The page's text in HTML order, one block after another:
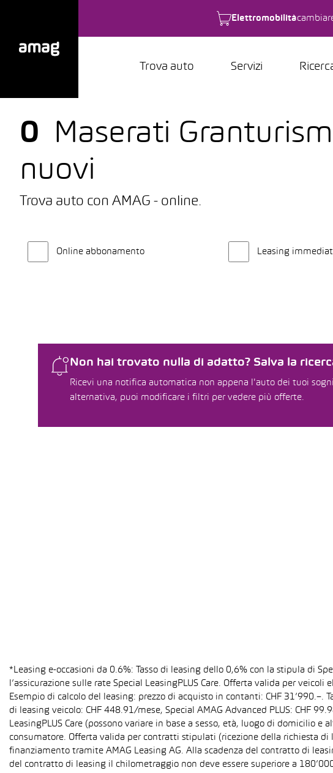
Elettromobilità
Trova auto Servizi
0
Maserati
nuovi
Trova auto con AMAG - online.
Online abbonamento Leasing
Non hai trovato nulla di adatto? Salva la
Ricevi una notifica automatica non appena l'auto dei tuoi
alternativa, puoi modificare i filtri per vedere più offerte.
*Leasing e-occasioni da 0.6%: Tasso di leasing dello 0,6% con la stipula di
l’assicurazione sulle rate Special LeasingPLUS Care. Offerta valida per
Esempio di calcolo del leasing: prezzo di acquisto in contanti: CHF
di leasing veicolo: CHF 448.91/mese, Special AMAG Advanced PLUS: CHF
LeasingPLUS Care (possono variare in base a sesso, età, luogo di domicilio
consumatore. Offerta valida per contratti stipulati (ricezione della richiesta
finanziamento tramite AMAG Leasing AG. Alla scadenza del contratto di
del contratto di leasing il chilometraggio non deve essere superiore a